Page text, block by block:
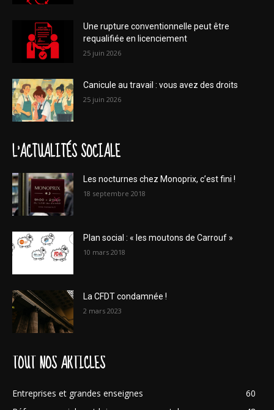
Une rupture conventionnelle peut être
requalifiée en licenciement
25 juin 2026
Canicule au travail : vous avez des droits
25 juin 2026
L'ACTUALITÉS SOCIALE
Les nocturnes chez Monoprix, c’est fini !
18 septembre 2018
Plan social : « les moutons de Carrouf »
10 mars 2018
La CFDT condamnée !
2 mars 2023
TOUT NOS ARTICLES
Entreprises et grandes enseignes
60